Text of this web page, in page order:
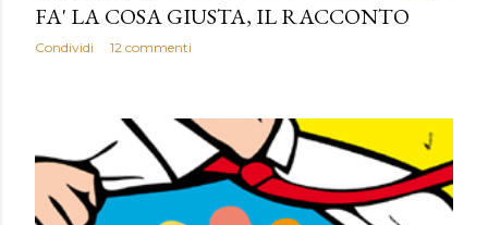
FA' LA COSA GIUSTA, IL RACCONTO
Condividi 12 commenti